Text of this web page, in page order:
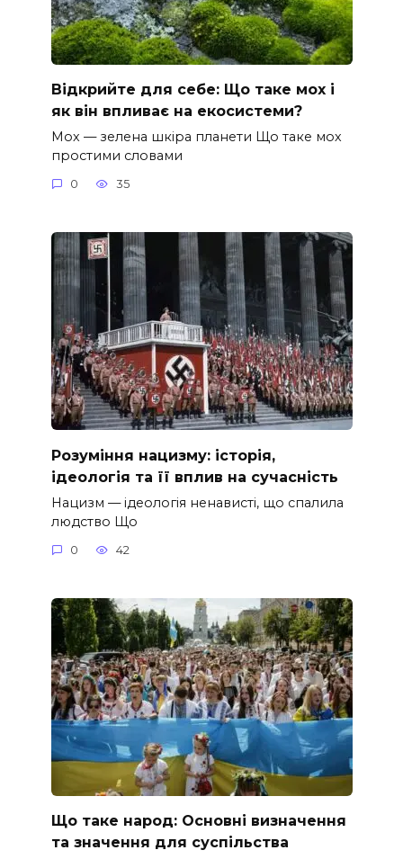
Відкрийте для себе: Що таке мох і
як він впливає на екосистеми?
Мох — зелена шкіра планети Що таке мох
простими словами
0 35
Розуміння нацизму: історія,
ідеологія та її вплив на сучасність
Нацизм — ідеологія ненависті, що спалила
людство Що
0 42
Що таке народ: Основні визначення
та значення для суспільства